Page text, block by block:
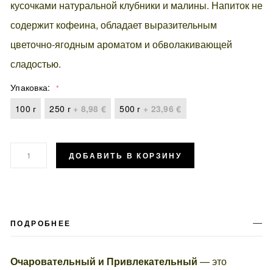
кусочками натуральной клубники и малины. Напиток не
содержит кофеина, обладает выразительным
цветочно-ягодным ароматом и обволакивающей
сладостью.
Упаковка
100 г
250 г + 8,98 € 500 г + 23,96 €
ДОБАВИТЬ В КОРЗИНУ
ПОДРОБНЕЕ
Очаровательный и Привлекательный — это